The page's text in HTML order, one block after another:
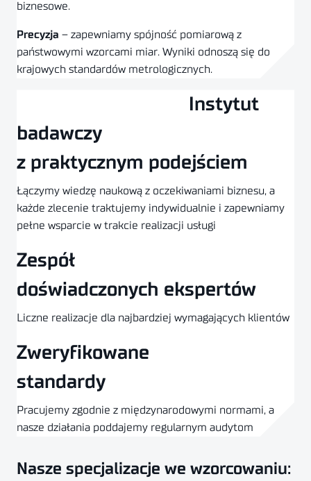
biznesowe.
Precyzja – zapewniamy spójność pomiarową z
państwowymi wzorcami miar. Wyniki odnoszą się do
krajowych standardów metrologicznych.
Instytut
badawczy
z praktycznym podejściem
Łączymy wiedzę naukową z oczekiwaniami biznesu, a
każde zlecenie traktujemy indywidualnie i zapewniamy
pełne wsparcie w trakcie realizacji usługi
Zespół
doświadczonych ekspertów
Liczne realizacje dla najbardziej wymagających klientów
Zweryfikowane
standardy
Pracujemy zgodnie z międzynarodowymi normami, a
nasze działania poddajemy regularnym audytom
Nasze specjalizacje we wzorcowaniu: